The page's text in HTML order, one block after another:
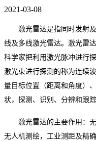
2021-03-08
激光雷达是指同时发射
线及多线激光雷达。激光雷
科学家把利用激光脉冲进行
激光束进行探测的称为连续
量目标位置（距离和角度）
状，探测、识别、分辨和跟踪
激光雷达的主要作用：
无人机测绘，工业测距及精